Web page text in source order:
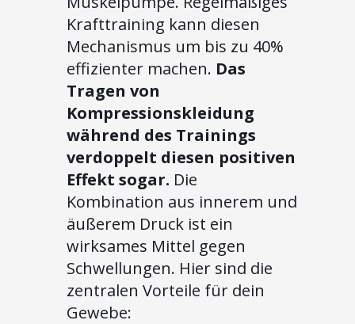
Krafttraining kann diesen
Mechanismus um bis zu 40%
effizienter machen. Das
Tragen von
Kompressionskleidung
während des Trainings
verdoppelt diesen positiven
Effekt sogar. Die
Kombination aus innerem und
äußerem Druck ist ein
wirksames Mittel gegen
Schwellungen. Hier sind die
zentralen Vorteile für dein
Gewebe: